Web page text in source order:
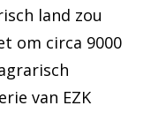
land zou
om circa 9000
van EZK